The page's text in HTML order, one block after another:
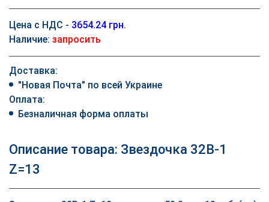
Цена с НДС - 3654.24 грн.
Наличие: запросить
Доставка:
"Новая Почта" по всей Украине
Оплата:
Безналичная форма оплаты
Описание товара: Звездочка 32B-1
Z=13